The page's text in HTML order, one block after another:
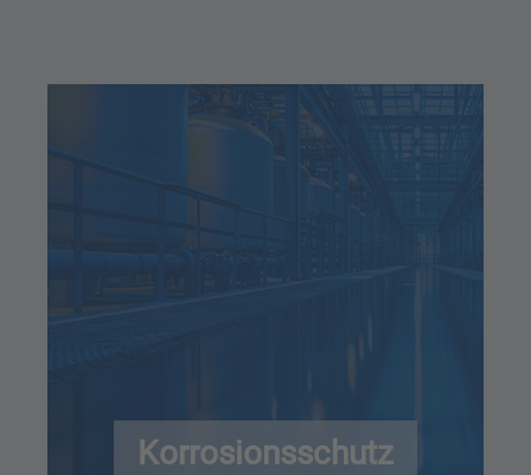
Korrosionsschutz